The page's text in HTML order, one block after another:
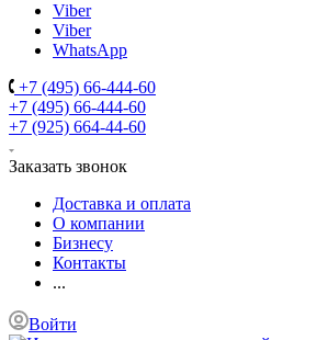
Viber
Viber
WhatsApp
+7 (495) 66-444-60
+7 (495) 66-444-60
+7 (925) 664-44-60
Заказать звонок
Доставка и оплата
О компании
Бизнесу
Контакты
...
Войти